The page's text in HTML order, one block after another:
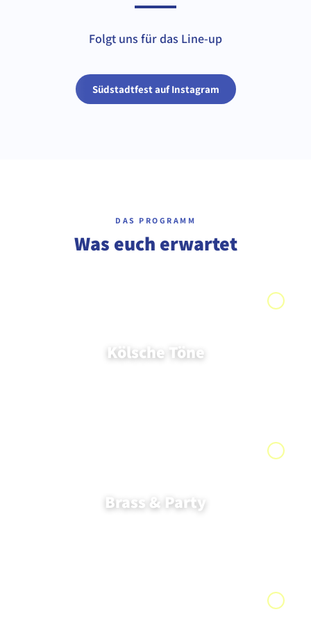
Folgt uns für das Line-up
Südstadtfest auf Instagram
DAS PROGRAMM
Was euch erwartet
Kölsche Töne
Brass & Party